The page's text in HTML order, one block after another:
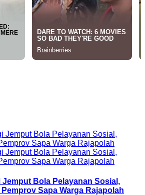
Bola Pelayanan Sosial,
Sapa Warga Rajapolah